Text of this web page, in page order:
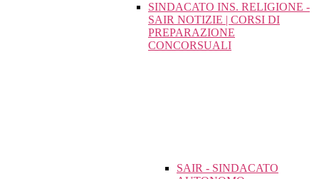
SINDACATO INS. RELIGIONE -
SAIR NOTIZIE | CORSI DI
PREPARAZIONE
CONCORSUALI
SAIR - SINDACATO